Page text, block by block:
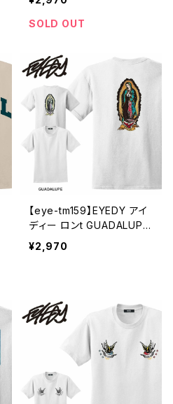
いサイズ 半袖 tシャツ メン
ズ レディース おしゃれ スト
SOLD OUT
【eye-tm159】EYEDY アイ
ディー ロンt GUADALUPE
メキシコ 聖母マリア ショー
トスリーブTシャツ 大きいサ
¥2,970